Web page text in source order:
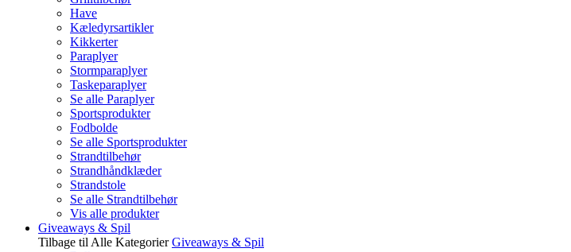
Have
Kæledyrsartikler
Kikkerter
Paraplyer
Stormparaplyer
Taskeparaplyer
Se alle Paraplyer
Sportsprodukter
Fodbolde
Se alle Sportsprodukter
Strandtilbehør
Strandhåndklæder
Strandstole
Se alle Strandtilbehør
Vis alle produkter
Giveaways & Spil
Tilbage til Alle Kategorier Giveaways & Spil